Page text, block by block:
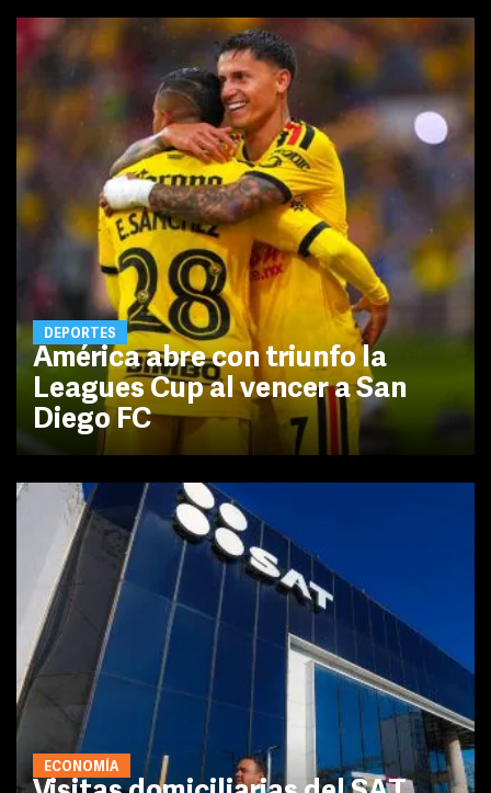
DEPORTES
América abre con triunfo la
Leagues Cup al vencer a San
Diego FC
ECONOMÍA